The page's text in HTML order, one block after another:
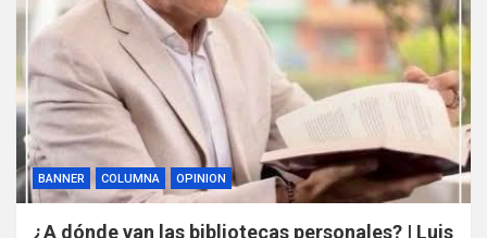
BANNER COLUMNA OPINION
¿A dónde van las bibliotecas personales? | Luis